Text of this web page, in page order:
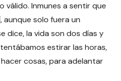
válido. Inmunes a sentir que
aunque solo fuera un
dice, la vida son dos días y
estirar las horas,
cosas, para adelantar